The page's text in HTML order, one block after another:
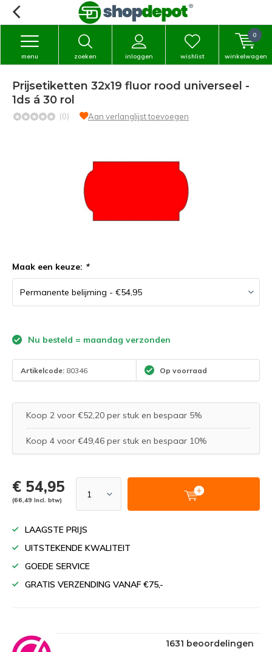
zoeken inloggen
menu wishlist winkelwagen
0
Prijsetiketten 32x19 fluor rood universeel -
1ds á 30 rol
(0) Aan verlanglijst toevoegen
Maak een keuze: *
Nu besteld = maandag verzonden
Artikelcode: 80346 Op voorraad
Koop 2 voor €52,20 per stuk en bespaar 5%
Koop 4 voor €49,46 per stuk en bespaar 10%
€ 54,95
(66,49 Incl. btw)
LAAGSTE PRIJS
UITSTEKENDE KWALITEIT
GOEDE SERVICE
GRATIS VERZENDING VANAF €75,-
1631 beoordelingen